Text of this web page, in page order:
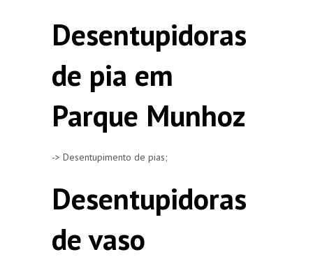
Desentupidoras
de pia em
Parque Munhoz
-> Desentupimento de pias;
Desentupidoras
de vaso